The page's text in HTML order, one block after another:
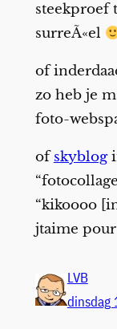
steekproef
surreÃ«el
of
zo heb je
foto-
ofskyblog
“kikoooo
jtaime pour
LVB
dinsdag